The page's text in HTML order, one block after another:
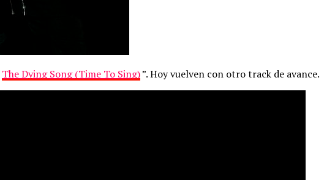
The Dying Song (Time To Sing)”. Hoy vuelven con otro track de avance.